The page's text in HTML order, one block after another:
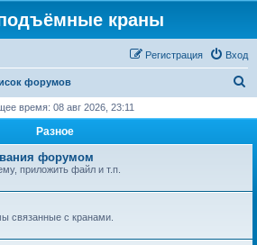
краны
Вход
Регистрация
форумов
с
время: 08 авг 2026, 23:11
Разное
форумом
приложить файл и т.п.
связанные с кранами.